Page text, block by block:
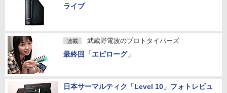
ライブ
連載 武蔵野電波のプロトタイパーズ
最終回「エピローグ」
日本サーマルティク「Level 10」フォトレビュ